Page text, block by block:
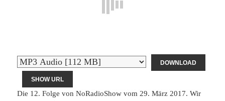
DOWNLOAD
SHOW URL
Die 12. Folge von NoRadioShow vom 29. März 2017. Wir